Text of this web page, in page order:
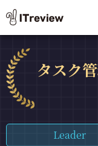
タスク
Leader